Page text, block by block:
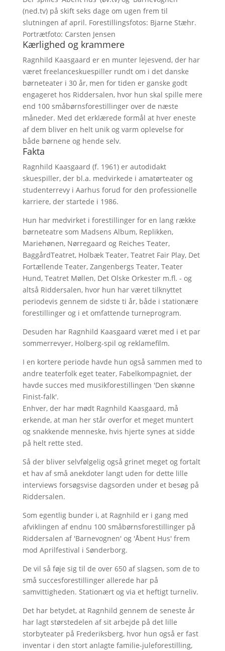
(ned.tv) på skift seks dage om ugen frem til
slutningen af april. Forestillingsfotos: Bjarne Stæhr.
Portrætfoto: Carsten Jensen
Kærlighed og krammere
Ragnhild Kaasgaard er en munter lejesvend, der har
været freelanceskuespiller rundt om i det danske
børneteater i 30 år, men for tiden er ganske godt
engageret hos Riddersalen, hvor hun skal spille mere
end 100 småbørnsforestillinger over de næste
måneder. Med det erklærede formål at hver eneste
af dem bliver en helt unik og varm oplevelse for
både børnene og hende selv.
Fakta
Ragnhild Kaasgaard (f. 1961) er autodidakt
skuespiller, der bl.a. medvirkede i amatørteater og
studenterrevy i Aarhus forud for den professionelle
karriere, der startede i 1986.
Hun har medvirket i forestillinger for en lang række
børneteatre som Madsens Album, Replikken,
Mariehønen, Nørregaard og Reiches Teater,
BaggårdTeatret, Holbæk Teater, Teatret Fair Play, Det
Fortællende Teater, Zangenbergs Teater, Teater
Hund, Teatret Møllen, Det Olske Orkester m.fl. - og
altså Riddersalen, hvor hun har været tilknyttet
periodevis gennem de sidste ti år, både i stationære
forestillinger og i et omfattende turneprogram.
Desuden har Ragnhild Kaasgaard været med i et par
sommerrevyer, Holberg-spil og reklamefilm.
I en kortere periode havde hun også sammen med to
andre teaterfolk eget teater, Fabelkompagniet, der
havde succes med musikforestillingen 'Den skønne
Finist-falk'.
Enhver, der har mødt Ragnhild Kaasgaard, må
erkende, at man her står overfor et meget muntert
og snakkende menneske, hvis hjerte synes at sidde
på helt rette sted.
Så der bliver selvfølgelig også grinet meget og fortalt
et hav af små anekdoter langt uden for dette lille
interviews forsøgsvise dagsorden under et besøg på
Riddersalen.
Som egentlig bunder i, at Ragnhild er i gang med
afviklingen af endnu 100 småbørnsforestillinger på
Riddersalen af 'Barnevognen' og 'Åbent Hus' frem
mod Aprilfestival i Sønderborg.
De vil så føje sig til de over 650 af slagsen, som de to
små succesforestillinger allerede har på
samvittigheden. Stationært og via et heftigt turneliv.
Det har betydet, at Ragnhild gennem de seneste år
har lagt størstedelen af sit arbejde på det lille
storbyteater på Frederiksberg, hvor hun også er fast
inventar i den stort anlagte familie-juleforestilling,